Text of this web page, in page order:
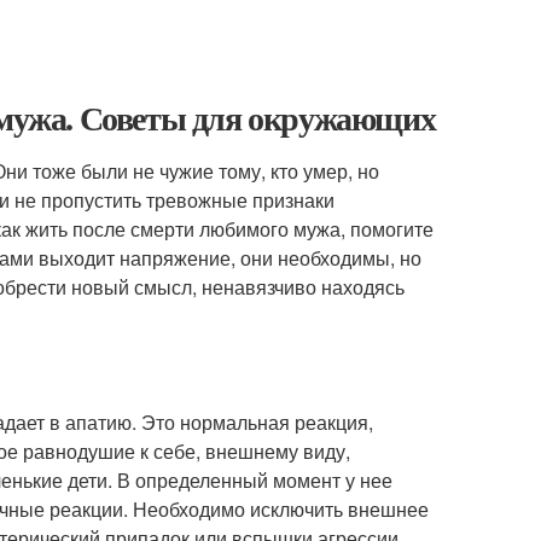
Советы для окружающих
тоже были не чужие тому, кто умер, но
не пропустить тревожные признаки
жить после смерти любимого мужа, помогите
выходит напряжение, они необходимы, но
новый смысл, ненавязчиво находясь
в апатию. Это нормальная реакция,
равнодушие к себе, внешнему виду,
дети. В определенный момент у нее
реакции. Необходимо исключить внешнее